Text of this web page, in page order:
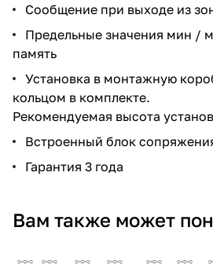
Сообщение при выходе из
Предельные значения мин /
память
Установка в монтажную
кольцом в комплекте.
Рекомендуемая высота
Встроенный блок
Гарантия 3 года
Вам также может